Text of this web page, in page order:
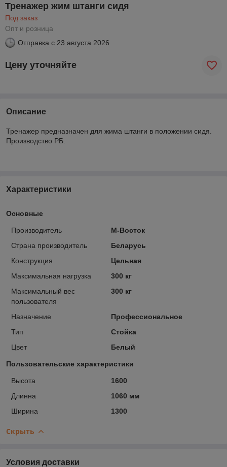
Тренажер жим штанги сидя
Под заказ
Опт и розница
Отправка с 23 августа 2026
Цену уточняйте
Описание
Тренажер предназначен для жима штанги в положении сидя.
Производство РБ.
Характеристики
Основные
Производитель
М-Восток
Страна производитель
Беларусь
Конструкция
Цельная
Максимальная нагрузка
300 кг
Максимальный вес
пользователя
300 кг
Назначение
Профессиональное
Тип
Стойка
Цвет
Белый
Пользовательские характеристики
Высота
1600
Длинна
1060 мм
Ширина
1300
Скрыть
Условия доставки